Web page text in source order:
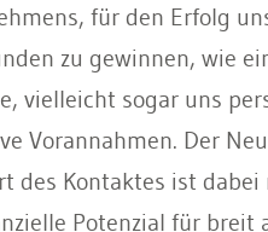
für den Erfolg
zu gewinnen, wie
vielleicht sogar uns
Vorannahmen. Der
des Kontaktes ist
Potenzial für breit